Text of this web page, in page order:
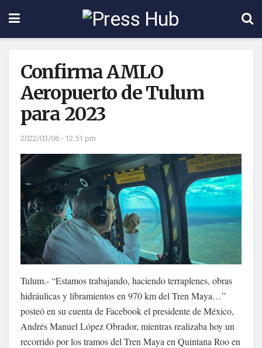
Confirma AMLO
Aeropuerto de Tulum
para 2023
2022/03/06 - 12:51 pm
Tulum.- “Estamos trabajando, haciendo terraplenes, obras
hidráulicas y libramientos en 970 km del Tren Maya…”
posteó en su cuenta de Facebook el presidente de México,
Andrés Manuel López Obrador, mientras realizaba hoy un
recorrido por los tramos del Tren Maya en Quintana Roo en